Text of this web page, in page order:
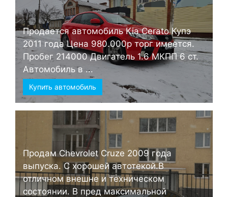
Продается автомобиль Kia Cerato Купэ
2011 года Цена 980.000р торг имеется.
Пробег 214000 Двигатель 1.6 МКПП 6 ст.
Автомобиль в ...
Купить автомобиль
Продам Chevrolet Cruze 2009 года
выпуска. С хорошей автотекой.В
отличном внешне и техническом
состоянии. В пред максимальной